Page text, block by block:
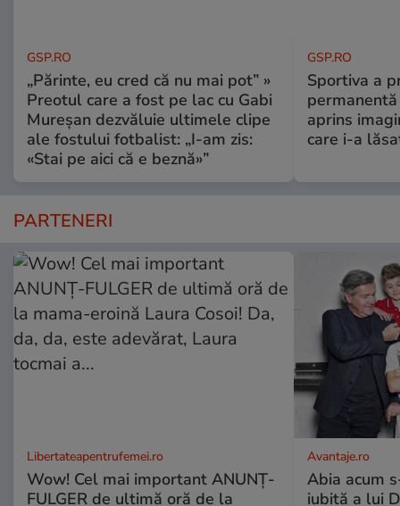
GSP.RO
„Părinte, eu cred că nu mai pot” »
Preotul care a fost pe lac cu Gabi
Mureșan dezvăluie ultimele clipe
ale fostului fotbalist: „I-am zis:
«Stai pe aici că e beznă»”
GSP.RO
Sportiva a
aprins
care i-a
PARTENERI
Libertateapentrufemei.ro
Wow! Cel mai important ANUNȚ-
FULGER de ultimă oră de la
Avantaje.ro
Abia acum
iubită a lui